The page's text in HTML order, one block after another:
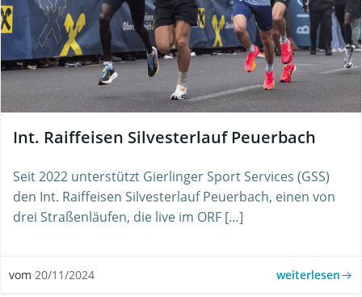
Int. Raiffeisen Silvesterlauf Peuerbach
Seit 2022 unterstützt Gierlinger Sport Services (GSS)
den Int. Raiffeisen Silvesterlauf Peuerbach, einen von
drei Straßenläufen, die live im ORF […]
vom 20/11/2024 weiterlesen